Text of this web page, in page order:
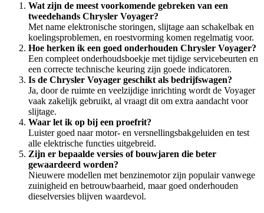
Wat zijn de meest voorkomende gebreken van een
tweedehands Chrysler Voyager?
Met name elektronische storingen, slijtage aan schakelbak en
koelingsproblemen, en roestvorming komen regelmatig voor.
Hoe herken ik een goed onderhouden Chrysler Voyager?
Een compleet onderhoudsboekje met tijdige servicebeurten en
een correcte technische keuring zijn goede indicatoren.
Is de Chrysler Voyager geschikt als bedrijfswagen?
Ja, door de ruimte en veelzijdige inrichting wordt de Voyager
vaak zakelijk gebruikt, al vraagt dit om extra aandacht voor
slijtage.
Waar let ik op bij een proefrit?
Luister goed naar motor- en versnellingsbakgeluiden en test
alle elektrische functies uitgebreid.
Zijn er bepaalde versies of bouwjaren die beter
gewaardeerd worden?
Nieuwere modellen met benzinemotor zijn populair vanwege
zuinigheid en betrouwbaarheid, maar goed onderhouden
dieselversies blijven waardevol.